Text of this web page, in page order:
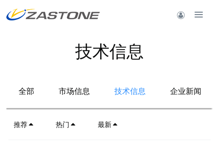
技术信息
全部 市场信息 技术信息 企业新闻
推荐 热门 最新